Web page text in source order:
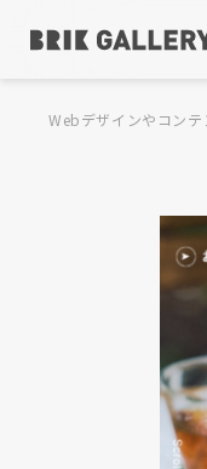
Webデザインやコン